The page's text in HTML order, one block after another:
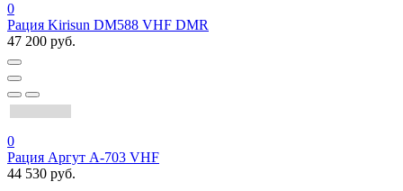
0
Рация Kirisun DM588 VHF DMR
47 200 руб.
0
Рация Аргут А-703 VHF
44 530 руб.